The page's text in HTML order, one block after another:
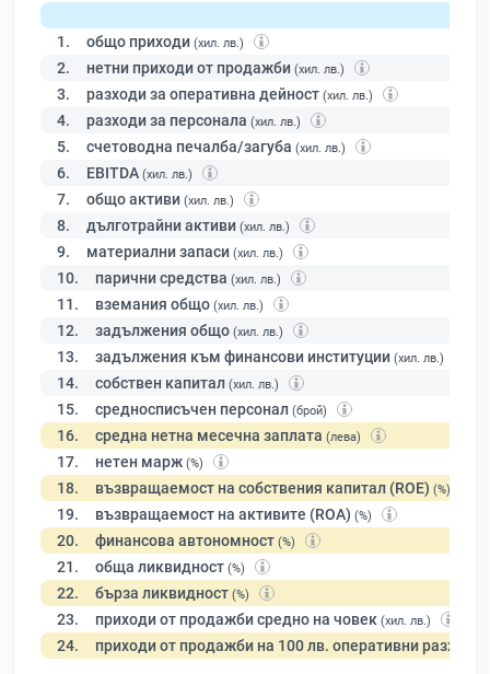
1. общо приходи (хил. лв.)
2. нетни приходи от продажби (хил. лв.)
3. разходи за оперативна дейност (хил. лв.)
4. разходи за персонала (хил. лв.)
5. счетоводна печалба/загуба (хил. лв.)
6. EBITDA (хил. лв.)
7. общо активи (хил. лв.)
8. дълготрайни активи (хил. лв.)
9. материални запаси (хил. лв.)
10. парични средства (хил. лв.)
11. вземания общо (хил. лв.)
12. задължения общо (хил. лв.)
13. задължения към финансови институции (хил. лв.)
14. собствен капитал (хил. лв.)
15. средносписъчен персонал (брой)
16. средна нетна месечна заплата (лева)
17. нетен марж (%)
18. възвращаемост на собствения капитал (ROE) (%)
19. възвращаемост на активите (ROA) (%)
20. финансова автономност (%)
21. обща ликвидност (%)
22. бърза ликвидност (%)
23. приходи от продажби средно на човек (хил. лв.)
24. приходи от продажби на 100 лв. оперативни разходи